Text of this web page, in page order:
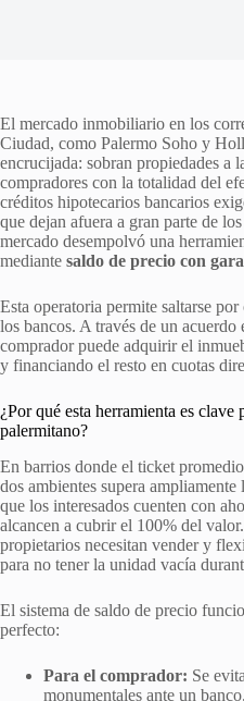
El mercado inmobiliario en los
Ciudad, como Palermo Soho y
encrucijada: sobran propiedades a
compradores con la totalidad del
créditos hipotecarios bancarios
que dejan afuera a gran parte de
mercado desempolvó una
mediante saldo de precio con
Esta operatoria permite saltarse
los bancos. A través de un acuerdo
comprador puede adquirir el
y financiando el resto en cuotas
¿Por qué esta herramienta es clave
palermitano?
En barrios donde el ticket
dos ambientes supera
que los interesados cuenten con
alcancen a cubrir el 100% del
propietarios necesitan vender y
para no tener la unidad vacía
El sistema de saldo de precio
perfecto:
Para el comprador: Se
monumentales ante un